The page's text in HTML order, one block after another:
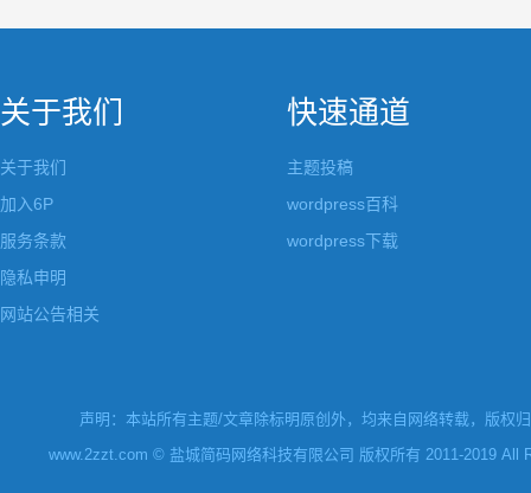
关于我们
关于我们
加入6P
服务条款
隐私申明
网站公告相关
快速通道
主题投稿
wordpress百科
wordpress下载
声明：本站所有主题/文章除标明原创外，均来自网络转载，版权
www.2zzt.com © 盐城简码网络科技有限公司 版权所有 2011-2019